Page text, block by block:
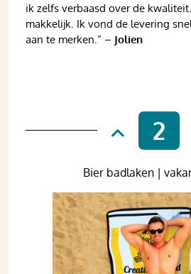
ik zelfs verbaasd over de
makkelijk. Ik vond de levering
aan te merken.” – Jolien
2
Bier badlaken |